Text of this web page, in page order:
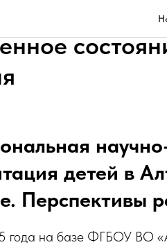
детей
детей в
Перспективы
года на базе ФГБОУ ВО